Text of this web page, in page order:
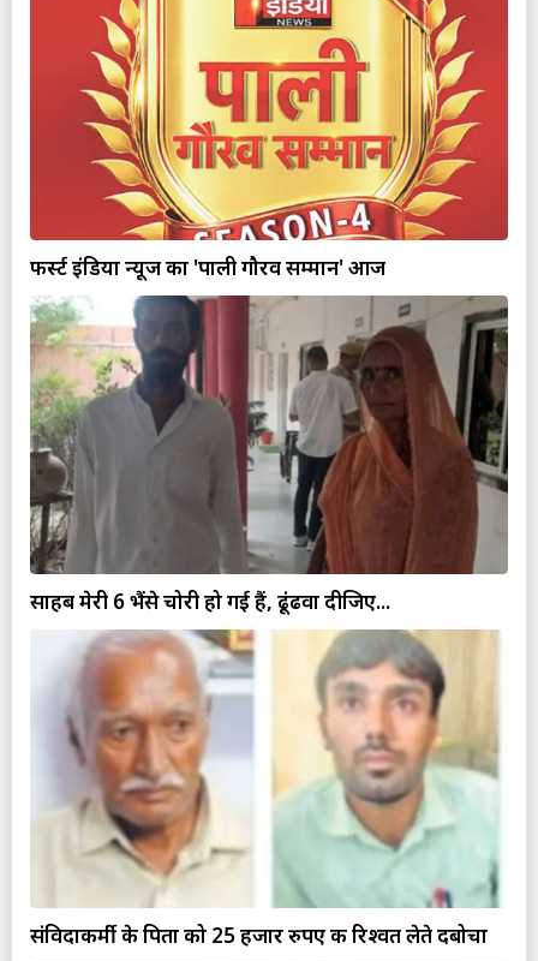
फर्स्ट इंडिया न्यूज का 'पाली गौरव सम्मान' आज
साहब मेरी 6 भैंसे चोरी हो गई हैं, ढूंढवा दीजिए...
संविदाकर्मी के पिता को 25 हजार रुपए की रिश्वत लेते दबोचा